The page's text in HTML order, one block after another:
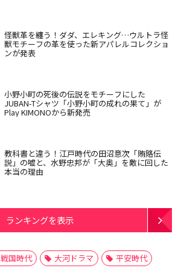
怪獣革を纏う！ダダ、エレキング…ウルトラ怪
獣モチーフの革を使った新アパレルコレクショ
ンが発表
小野小町の死後の伝説をモチーフにした
JUBAN-Tシャツ「小野小町の成れの果て」が
Play KIMONOから新発売
教科書と違う！江戸時代の田沼意次「賄賂伝
説」の嘘と、水野忠邦が「大奥」を敵に回した
本当の理由
ランキングを表示
戦国時代 大河ドラマ 平安時代